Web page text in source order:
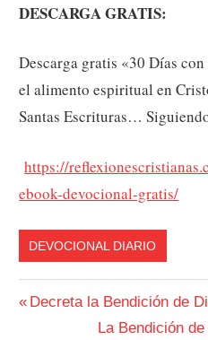
DESCARGA GRATIS:
Descarga gratis «30 Días
el alimento espiritual en
Santas Escrituras…
https://
ebook-devocional-gratis/
DEVOCIONAL DIARIO
Navegación
Entrada
Decreta la Bendición de
Siguiente
La Bendición